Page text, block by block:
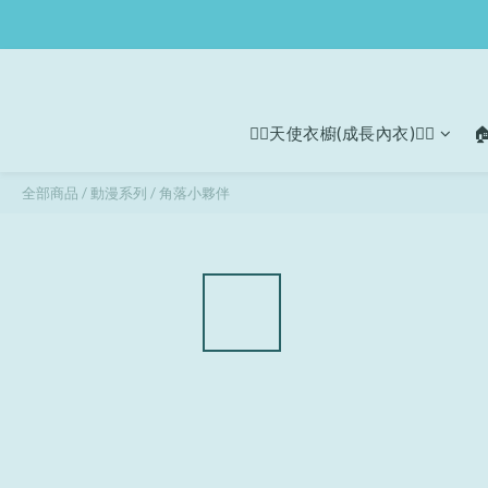
🧚‍♀天使衣櫥(成長內衣)🧚‍♀
全部商品 / 動漫系列 /角落小夥伴